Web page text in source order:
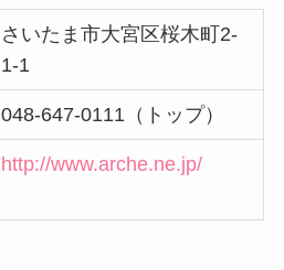
さいたま市大宮区桜木町2-
1-1
048-647-0111（トップ）
http://www.arche.ne.jp/